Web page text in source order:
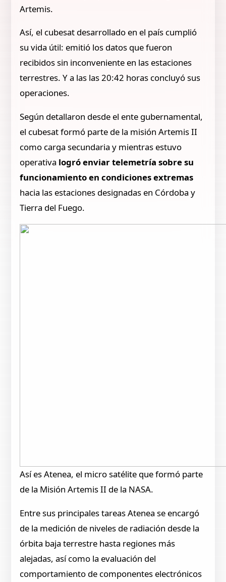
Artemis.
Así, el cubesat desarrollado en el país cumplió
su vida útil: emitió los datos que fueron
recibidos sin inconveniente en las estaciones
terrestres. Y a las las 20:42 horas concluyó sus
operaciones.
Según detallaron desde el ente gubernamental,
el cubesat formó parte de la misión Artemis II
como carga secundaria y mientras estuvo
operativa logró enviar telemetría sobre su
funcionamiento en condiciones extremas
hacia las estaciones designadas en Córdoba y
Tierra del Fuego.
Así es Atenea, el micro satélite que formó parte
de la Misión Artemis II de la NASA.
Entre sus principales tareas Atenea se encargó
de la medición de niveles de radiación desde la
órbita baja terrestre hasta regiones más
alejadas, así como la evaluación del
comportamiento de componentes electrónicos